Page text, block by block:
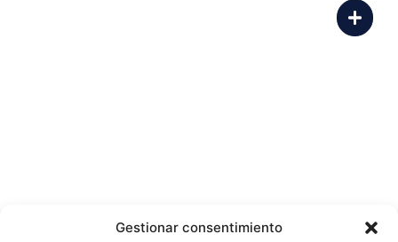
Gestionar consentimiento